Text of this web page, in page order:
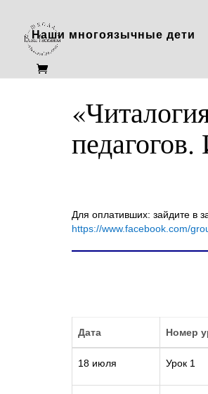
Наши многоязычные дети
Для оплативших: зайдите в
https://www.facebook.com/
Дата Номер
18 июля Урок 1